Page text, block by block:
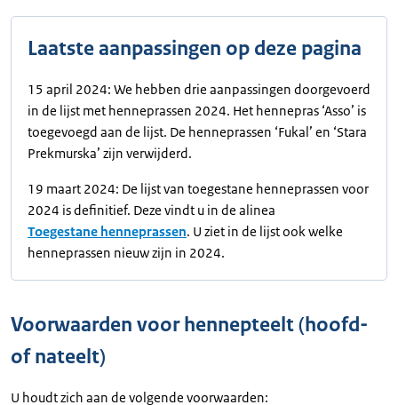
Laatste aanpassingen op deze pagina
15 april 2024: We hebben drie aanpassingen doorgevoerd
in de lijst met henneprassen 2024. Het hennepras ‘Asso’ is
toegevoegd aan de lijst. De henneprassen ‘Fukal’ en ‘Stara
Prekmurska’ zijn verwijderd.
19 maart 2024: De lijst van toegestane henneprassen voor
2024 is definitief. Deze vindt u in de alinea
Toegestane henneprassen. U ziet in de lijst ook welke
henneprassen nieuw zijn in 2024.
Voorwaarden voor hennepteelt (hoofd-
of nateelt)
U houdt zich aan de volgende voorwaarden: